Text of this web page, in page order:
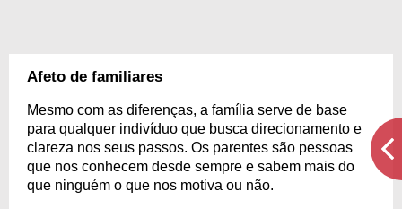
Afeto de familiares
Mesmo com as diferenças, a família serve de base
para qualquer indivíduo que busca direcionamento e
clareza nos seus passos. Os parentes são pessoas
que nos conhecem desde sempre e sabem mais do
que ninguém o que nos motiva ou não.